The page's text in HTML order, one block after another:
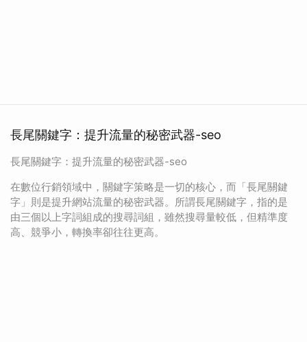
長尾關鍵字：提升流量的秘密武器-seo
長尾關鍵字：提升流量的秘密武器-seo
在數位行銷領域中，關鍵字策略是一切的核心，而「長尾關鍵
字」則是提升網站流量的秘密武器。所謂長尾關鍵字，指的是
由三個以上字詞組成的搜尋詞組，雖然搜尋量較低，但精準度
高、競爭小，轉換率卻往往更高。